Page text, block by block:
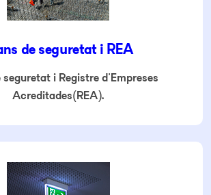
de seguretat i REA
seguretat i Registre d'Empreses
Acreditades(REA).